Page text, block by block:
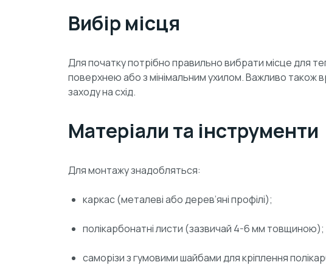
Вибір місця
Для початку потрібно правильно вибрати місце для
поверхнею або з мінімальним ухилом. Важливо також
заходу на схід.
Матеріали та інструменти
Для монтажу знадобляться:
каркас (металеві або дерев’яні профілі);
полікарбонатні листи (зазвичай 4-6 мм товщиною);
саморізи з гумовими шайбами для кріплення